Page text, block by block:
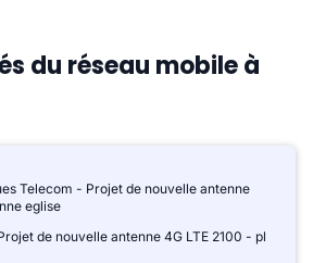
du réseau mobile à
Telecom - Projet de nouvelle antenne
eglise
de nouvelle antenne 4G LTE 2100 - pl